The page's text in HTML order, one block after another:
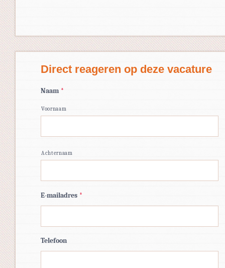
Direct reageren op deze vacature
Naam *
Voornaam
Achternaam
E-mailadres *
Telefoon